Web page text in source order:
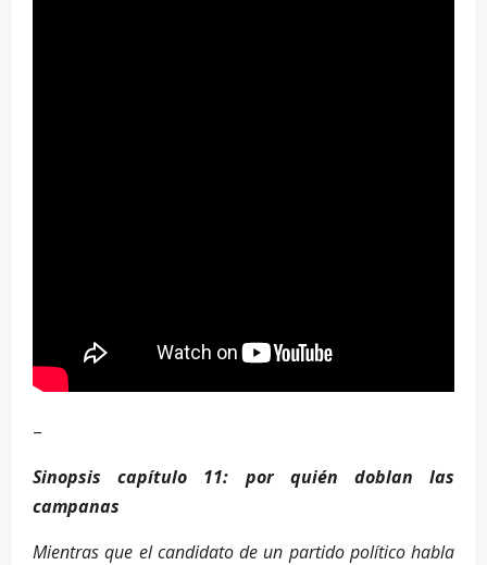
–
Sinopsis capítulo 11: por quién doblan las
campanas
Mientras que el candidato de un partido político habla